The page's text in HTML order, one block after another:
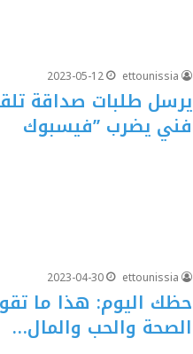
ettounissia
2023-05-12
يرسل طلبات صداقة
فني يضرب ’’فيسبوك
ettounissia
2023-04-30
حظك اليوم: هذا ما
الصحة والحب والمال…